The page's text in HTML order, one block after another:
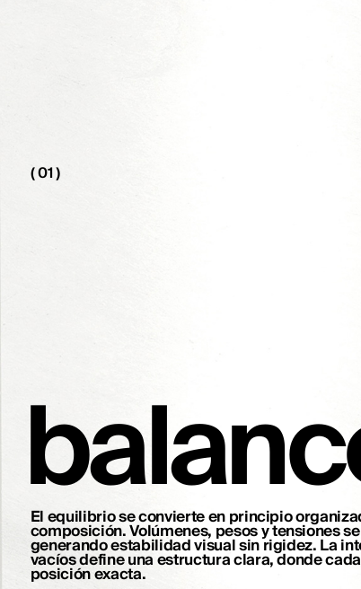
( 01 )
El equilibrio se convierte en principio
composición. Volúmenes, pesos y tensiones
generando estabilidad visual sin rigidez. La
vacíos define una estructura clara, donde
posición exacta.